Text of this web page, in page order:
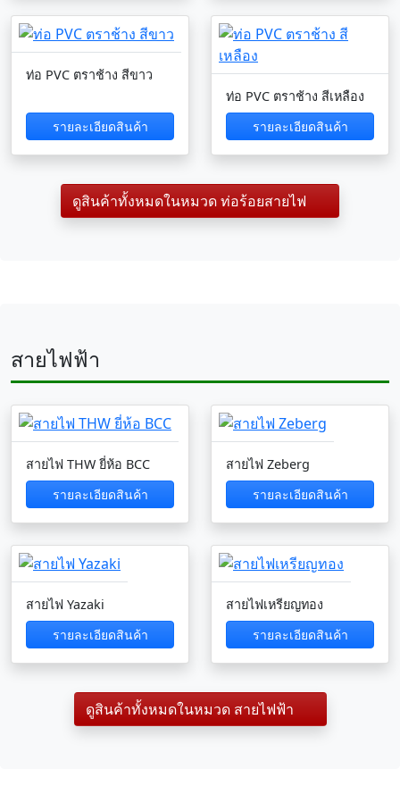
ท่อ PVC ตราช้าง สีขาว
รายละเอียดสินค้า
ท่อ PVC ตราช้าง สีเหลือง
รายละเอียดสินค้า
ดูสินค้าทั้งหมดในหมวด ท่อร้อยสายไฟ
สายไฟฟ้า
สายไฟ THW ยี่ห้อ BCC
รายละเอียดสินค้า
สายไฟ Zeberg
รายละเอียดสินค้า
สายไฟ Yazaki
รายละเอียดสินค้า
สายไฟเหรียญทอง
รายละเอียดสินค้า
ดูสินค้าทั้งหมดในหมวด สายไฟฟ้า